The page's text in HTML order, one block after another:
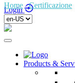
Login
Products &
Home /Certificazione